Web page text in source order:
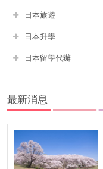
日本旅遊
日本升學
日本留學代辦
最新消息